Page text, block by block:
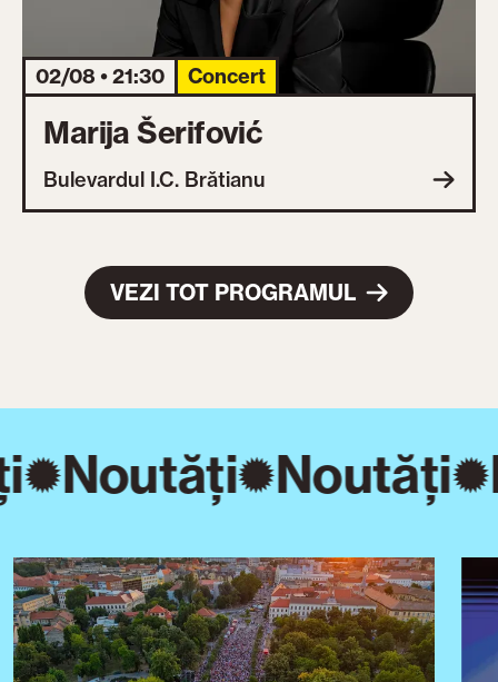
02/08 • 21:30 Concert
Marija Šerifović
Bulevardul I.C. Brătianu
VEZI TOT PROGRAMUL
Noutăți Noutăți